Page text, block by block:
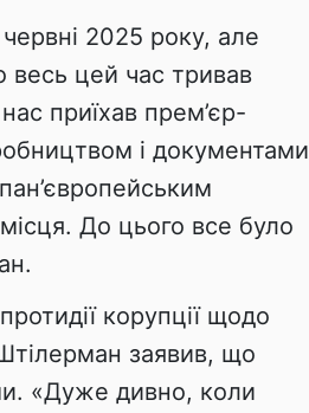
2025 року, але
цей час тривав
приїхав прем’єр-
і документами
До цього все було
корупції щодо
заявив, що
«Дуже дивно, коли